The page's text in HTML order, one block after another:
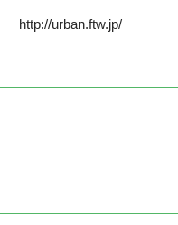
http://urban.ftw.jp/